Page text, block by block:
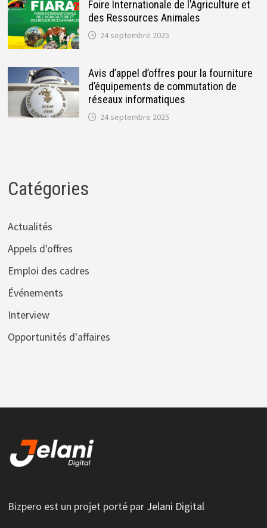
Foire Internationale de l’Agriculture et
des Ressources Animales
24 septembre 2025
Avis d’appel d’offres pour la fourniture
d’équipements de commutation de
réseaux informatiques
24 septembre 2025
Catégories
Actualités
Appels d'offres
Emploi des cadres
Événements
Interview
Opportunités d'affaires
Bizpero est un projet porté par Jelani Digital